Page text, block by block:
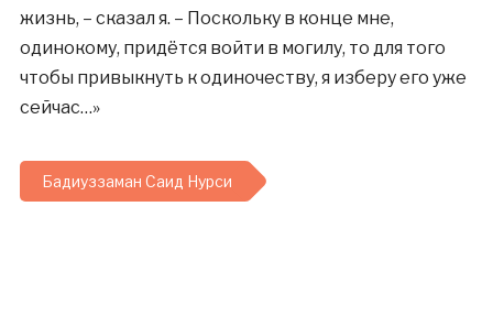
жизнь, – сказал я. – Поскольку в конце мне,
одинокому, придётся войти в могилу, то для того
чтобы привыкнуть к одиночеству, я изберу его уже
сейчас…»
Бадиуззаман Саид Нурси